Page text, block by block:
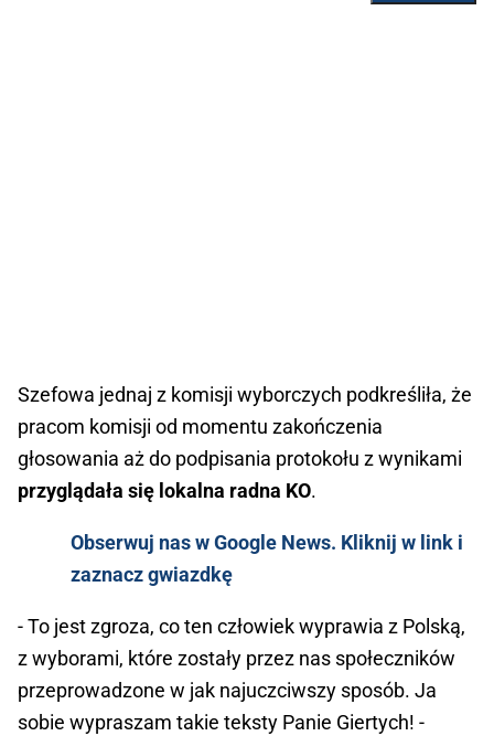
Szefowa jednaj z komisji wyborczych podkreśliła, że
pracom komisji od momentu zakończenia
głosowania aż do podpisania protokołu z wynikami
przyglądała się lokalna radna KO.
Obserwuj nas w Google News. Kliknij w link i
zaznacz gwiazdkę
- To jest zgroza, co ten człowiek wyprawia z Polską,
z wyborami, które zostały przez nas społeczników
przeprowadzone w jak najuczciwszy sposób. Ja
sobie wypraszam takie teksty Panie Giertych! -